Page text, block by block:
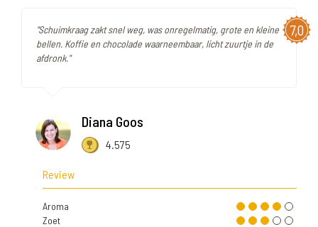
7,0
"Schuimkraag zakt snel weg, was onregelmatig, grote en kleine
bellen. Koffie en chocolade waarneembaar, licht zuurtje in de
afdronk."
Diana Goos
4.575
Review
Aroma
Zoet